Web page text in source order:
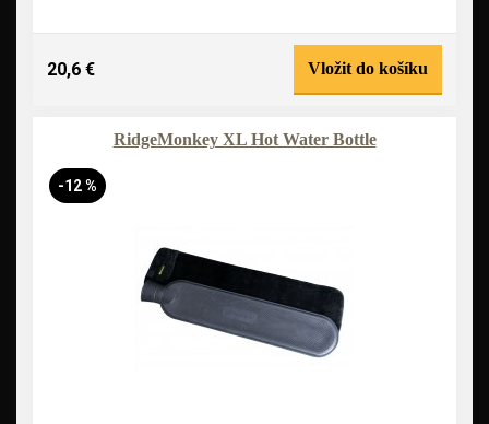
20,6 € Vložit do košíku
RidgeMonkey XL Hot Water Bottle
-12 %